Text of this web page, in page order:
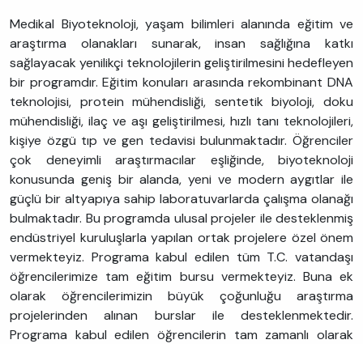
Medikal Biyoteknoloji, yaşam bilimleri alanında eğitim ve
araştırma olanakları sunarak, insan sağlığına katkı
sağlayacak yenilikçi teknolojilerin geliştirilmesini hedefleyen
bir programdır. Eğitim konuları arasında rekombinant DNA
teknolojisi, protein mühendisliği, sentetik biyoloji, doku
mühendisliği, ilaç ve aşı geliştirilmesi, hızlı tanı teknolojileri,
kişiye özgü tıp ve gen tedavisi bulunmaktadır. Öğrenciler
çok deneyimli araştırmacılar eşliğinde, biyoteknoloji
konusunda geniş bir alanda, yeni ve modern aygıtlar ile
güçlü bir altyapıya sahip laboratuvarlarda çalışma olanağı
bulmaktadır. Bu programda ulusal projeler ile desteklenmiş
endüstriyel kuruluşlarla yapılan ortak projelere özel önem
vermekteyiz. Programa kabul edilen tüm T.C. vatandaşı
öğrencilerimize tam eğitim bursu vermekteyiz. Buna ek
olarak öğrencilerimizin büyük çoğunluğu araştırma
projelerinden alınan burslar ile desteklenmektedir.
Programa kabul edilen öğrencilerin tam zamanlı olarak